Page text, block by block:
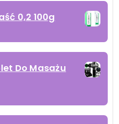
0,2 100g
Do Masażu